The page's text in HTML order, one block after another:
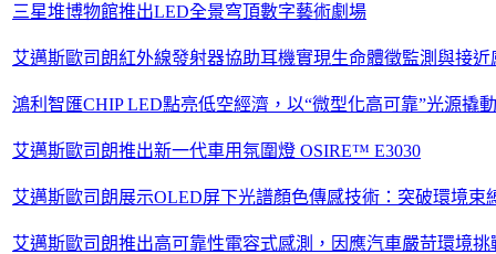
三星堆博物館推出LED全景穹頂數字藝術劇場
艾邁斯歐司朗紅外線發射器協助耳機實現生命體徵監測與接近
鴻利智匯CHIP LED點亮低空經濟，以“微型化高可靠”光源撬
艾邁斯歐司朗推出新一代車用氛圍燈 OSIRE™ E3030
艾邁斯歐司朗展示OLED屏下光譜顏色傳感技術：突破環境
艾邁斯歐司朗推出高可靠性電容式感測，因應汽車嚴苛環境挑